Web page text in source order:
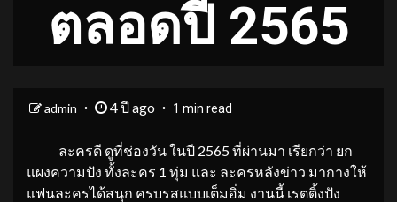
ตลอดปี 2565
admin 4 ปี ago 1 min read
ละครดี ดูที่ช่องวัน ในปี 2565 ที่ผ่านมา เรียกว่า ยก
แผงความปัง ทั้งละคร 1 ทุ่ม และ ละครหลังข่าว มากางให้
แฟนละครได้สนุก ครบรสแบบเต็มอิ่ม งานนี้ เรตติ้งปัง